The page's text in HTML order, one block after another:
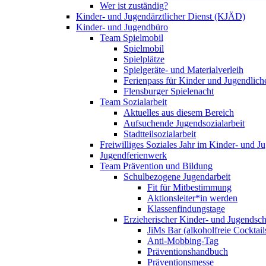
Wer ist zuständig?
Kinder- und Jugendärztlicher Dienst (KJÄD)
Kinder- und Jugendbüro
Team Spielmobil
Spielmobil
Spielplätze
Spielgeräte- und Materialverleih
Ferienpass für Kinder und
Flensburger Spielenacht
Team Sozialarbeit
Aktuelles aus diesem Bereich
Aufsuchende Jugendsozialarbeit
Stadtteilsozialarbeit
Freiwilliges Soziales Jahr im Kinder- und
Jugendferienwerk
Team Prävention und Bildung
Schulbezogene Jugendarbeit
Fit für Mitbestimmung
Aktionsleiter*in werden
Klassenfindungstage
Erzieherischer Kinder- und
JiMs Bar (alkoholfreie
Anti-Mobbing-Tag
Präventionshandbuch
Präventionsmesse